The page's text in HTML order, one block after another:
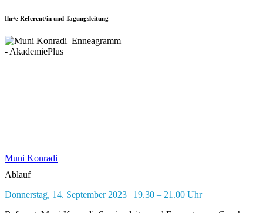
Ihr/e Referent/in und Tagungsleitung
Muni Konradi
Ablauf
Donnerstag, 14. September 2023 | 19.30 – 21.00 Uhr